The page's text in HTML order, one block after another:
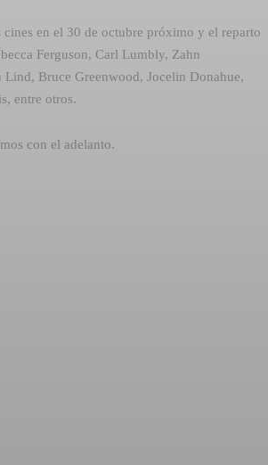
en el 30 de octubre próximo y el reparto
Ferguson, Carl Lumbly, Zahn
Bruce Greenwood, Jocelin Donahue,
entre otros.
con el adelanto.